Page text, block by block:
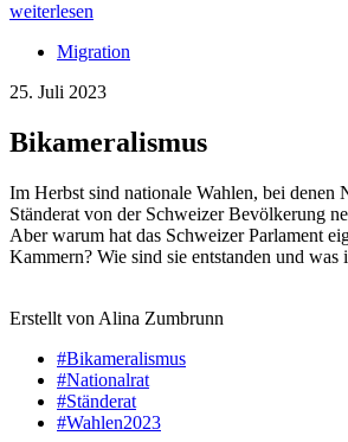
weiterlesen
Migration
25. Juli 2023
Bikameralismus
Im Herbst sind nationale Wahlen, bei denen
Ständerat von der Schweizer Bevölkerung
Aber warum hat das Schweizer Parlament
Kammern? Wie sind sie entstanden und was
Erstellt von Alina Zumbrunn
#Bikameralismus
#Nationalrat
#Ständerat
#Wahlen2023